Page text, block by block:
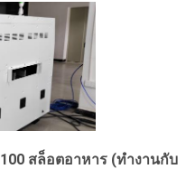
100 สล็อตอาหาร (ทํางานกับ